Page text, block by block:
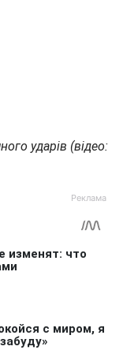
ударів (відео: